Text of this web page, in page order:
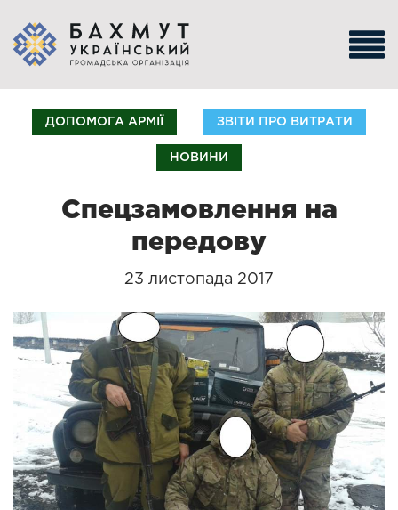
ДОПОМОГА АРМІЇ ЗВІТИ ПРО ВИТРАТИ
НОВИНИ
Спецзамовлення на
передову
23 листопада 2017